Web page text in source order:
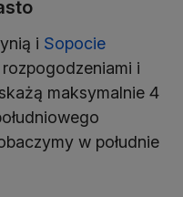
i Sopocie
i
maksymalnie 4
w południe